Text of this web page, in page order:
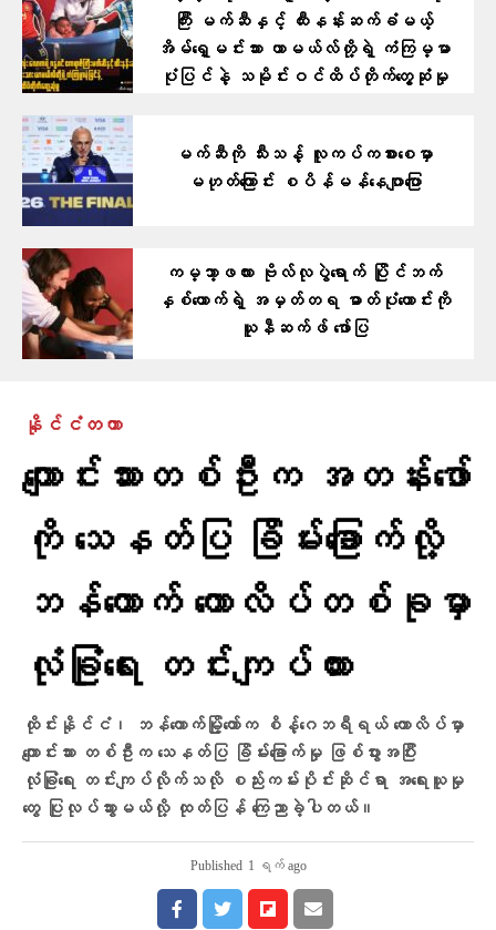
ကြီး မက်ဆီနှင့် ထီးနန်းဆက်ခံမယ့်
အိမ်ရှေ့မင်းသား ယာမယ်လ်တို့ရဲ့ ကံကြမ္မာ
ပုံပြင်နဲ့ သမိုင်းဝင်ထိပ်တိုက်တွေ့ဆုံမှု
မက်ဆီကို သီးသန့် လူကပ်ကစားစေမှာ
မဟုတ်ကြောင်း စပိန်မန်နေဂျာပြော
ကမ္ဘာ့ဖလား ဗိုလ်လုပွဲရောက် ပြိုင်ဘက်
နှစ်ယောက်ရဲ့ အမှတ်တရ ဓာတ်ပုံဟောင်းကို
ယူနီဆက်ဖ် ဖော်ပြ
နိုင်ငံတကာ
ကျောင်းသားတစ်ဦးက အတန်းဖော်
ကို သေနတ်ပြ ခြိမ်းခြောက်လို့
ဘန်ကောက် ကောလိပ်တစ်ခုမှာ
လုံခြုံရေး တင်းကျပ်ထား
ထိုင်းနိုင်ငံ၊ ဘန်ကောက်မြို့တော်က စိန့်ဂေဘရီရယ် ကောလိပ်မှာ
ကျောင်းသား တစ်ဦးက သေနတ်ပြ ခြိမ်းခြောက်မှု ဖြစ်ပွားအပြီး
လုံခြုံရေး တင်းကျပ်လိုက်သလို စည်းကမ်းပိုင်းဆိုင်ရာ အရေးယူမှု
တွေ ပြုလုပ်သွားမယ်လို့ ထုတ်ပြန် ကြေညာခဲ့ပါတယ်။
Published 1 ရက် ago